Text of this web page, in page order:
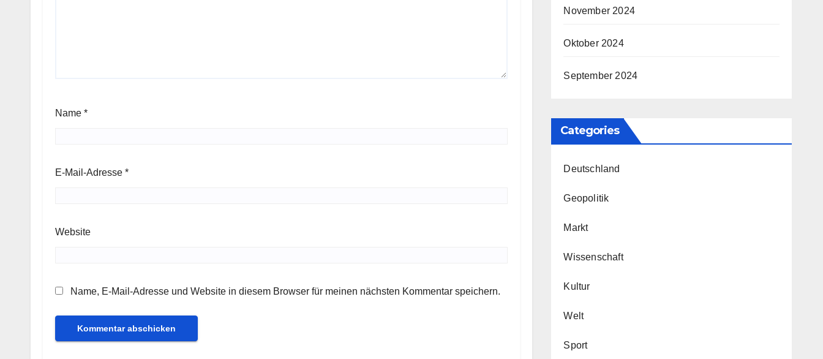
Name *
E-Mail-Adresse *
Website
Name, E-Mail-Adresse und Website in diesem Browser für meinen nächsten Kommentar speichern.
November 2024
Oktober 2024
September 2024
Categories
Deutschland
Geopolitik
Markt
Wissenschaft
Kultur
Welt
Sport